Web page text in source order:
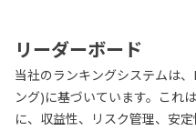
リーダーボード
当社のランキングシステムは
ング)に基づいています。これ
に、収益性、リスク管理、安